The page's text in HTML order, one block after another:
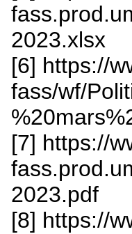
2023.xlsx
[6] https://
fass/wf/
[7] https://
2023.pdf
[8] https://